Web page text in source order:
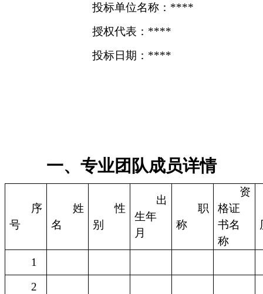
投标单位名称：****
授权代表：****
投标日期：****
一、专业团队成员详情
序
号
姓
名
性
别
出
生年
月
职
称
资
格证
书名
称
1
2